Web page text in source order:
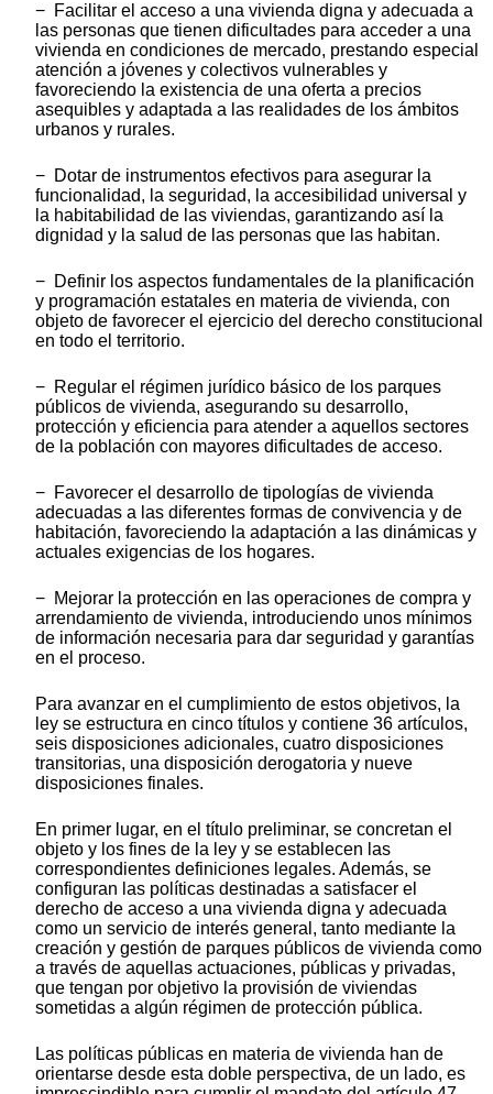
− Facilitar el acceso a una vivienda digna y adecuada a
las personas que tienen dificultades para acceder a una
vivienda en condiciones de mercado, prestando especial
atención a jóvenes y colectivos vulnerables y
favoreciendo la existencia de una oferta a precios
asequibles y adaptada a las realidades de los ámbitos
urbanos y rurales.
− Dotar de instrumentos efectivos para asegurar la
funcionalidad, la seguridad, la accesibilidad universal y
la habitabilidad de las viviendas, garantizando así la
dignidad y la salud de las personas que las habitan.
− Definir los aspectos fundamentales de la planificación
y programación estatales en materia de vivienda, con
objeto de favorecer el ejercicio del derecho constitucional
en todo el territorio.
− Regular el régimen jurídico básico de los parques
públicos de vivienda, asegurando su desarrollo,
protección y eficiencia para atender a aquellos sectores
de la población con mayores dificultades de acceso.
− Favorecer el desarrollo de tipologías de vivienda
adecuadas a las diferentes formas de convivencia y de
habitación, favoreciendo la adaptación a las dinámicas y
actuales exigencias de los hogares.
− Mejorar la protección en las operaciones de compra y
arrendamiento de vivienda, introduciendo unos mínimos
de información necesaria para dar seguridad y garantías
en el proceso.
Para avanzar en el cumplimiento de estos objetivos, la
ley se estructura en cinco títulos y contiene 36 artículos,
seis disposiciones adicionales, cuatro disposiciones
transitorias, una disposición derogatoria y nueve
disposiciones finales.
En primer lugar, en el título preliminar, se concretan el
objeto y los fines de la ley y se establecen las
correspondientes definiciones legales. Además, se
configuran las políticas destinadas a satisfacer el
derecho de acceso a una vivienda digna y adecuada
como un servicio de interés general, tanto mediante la
creación y gestión de parques públicos de vivienda como
a través de aquellas actuaciones, públicas y privadas,
que tengan por objetivo la provisión de viviendas
sometidas a algún régimen de protección pública.
Las políticas públicas en materia de vivienda han de
orientarse desde esta doble perspectiva, de un lado, es